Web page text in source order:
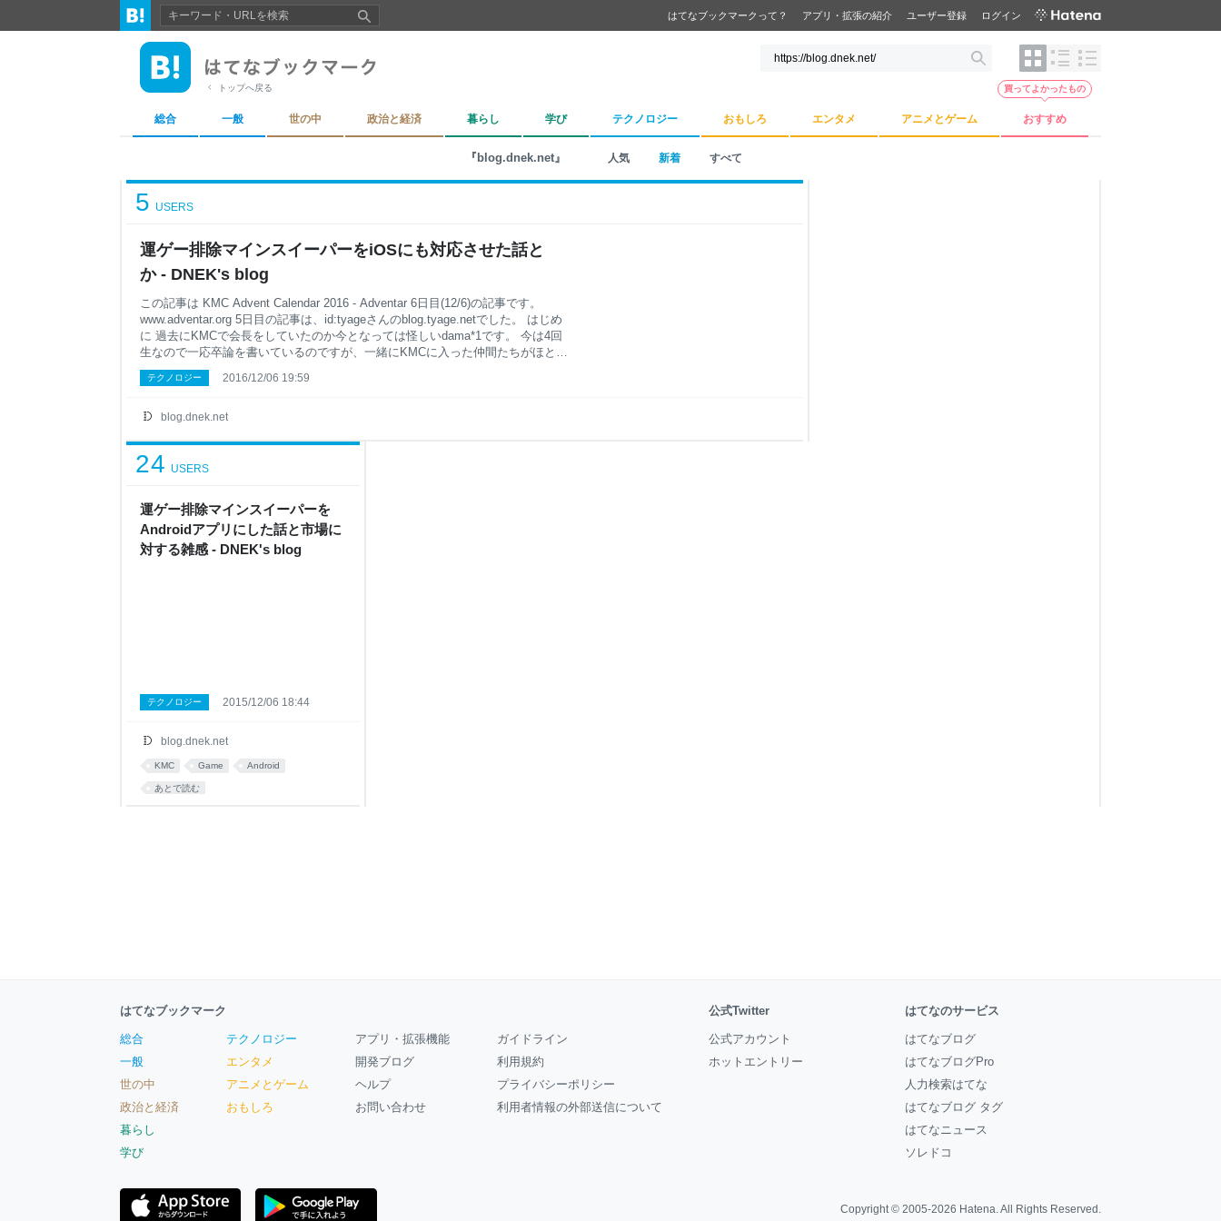
はてなブックマークって？ アプリ・拡張の紹介 ユーザー登録 ログイン
トップへ戻る
総合 一般 世の中 政治と経済 暮らし 学び テクノロジー おもしろ エンタメ アニメとゲーム おすすめ
買ってよかったもの
『blog.dnek.net』 人気 新着 すべて
運ゲー排除マインスイーパーをiOSにも対応させた話と
か - DNEK's blog
5 USERS
blog.dnek.net
この記事は KMC Advent Calendar 2016 - Adventar 6日目(12/6)の記事です。
www.adventar.org 5日目の記事は、id:tyageさんのblog.tyage.netでした。 はじめ
に 過去にKMCで会長をしていたのか今となっては怪しいdama*1です。 今は4回
生なので一応卒論を書いているのですが、一緒にKMCに入った仲間たちがほとん
ど留年してしまっていて寂しい感じです。 1年経ってみて ちょうど1年前の12/6
に同じくKMCのAdventCalendarでこんな記事を書きました。
play.google.com 長ったるいまともなブログ記事を書いたのは確か初めてだった
テクノロジー 2016/12/06 19:59
運ゲー排除マインスイーパーを
Androidアプリにした話と市場に
対する雑感 - DNEK's blog
24 USERS
blog.dnek.net
テクノロジー 2015/12/06 18:44
KMC Game Android
あとで読む
はてなブックマーク
総合
一般
世の中
政治と経済
暮らし
学び
テクノロジー
エンタメ
アニメとゲーム
おもしろ
アプリ・拡張機能
開発ブログ
ヘルプ
お問い合わせ
ガイドライン
利用規約
プライバシーポリシー
利用者情報の外部送信について
公式Twitter
公式アカウント
ホットエントリー
はてなのサービス
はてなブログ
はてなブログPro
人力検索はてな
はてなブログ タグ
はてなニュース
ソレドコ
Copyright © 2005-2026 Hatena. All Rights Reserved.